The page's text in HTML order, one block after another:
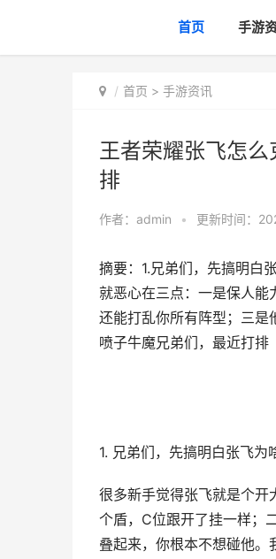
首页 手游
首页 > 手游资讯
王者荣耀张飞怎
排
作者： admin • 更新时间：
摘要：1.兄弟们，先搞明白
就恶心在三点：一是保人能
还能打乱你所有阵型；三是
喷子牛魔兄弟们，最近打排
1. 兄弟们，先搞明白张飞为
很多新手觉得张飞就是个开
个盾，C位跟开了挂一样；
叠起来，你根本不想碰他